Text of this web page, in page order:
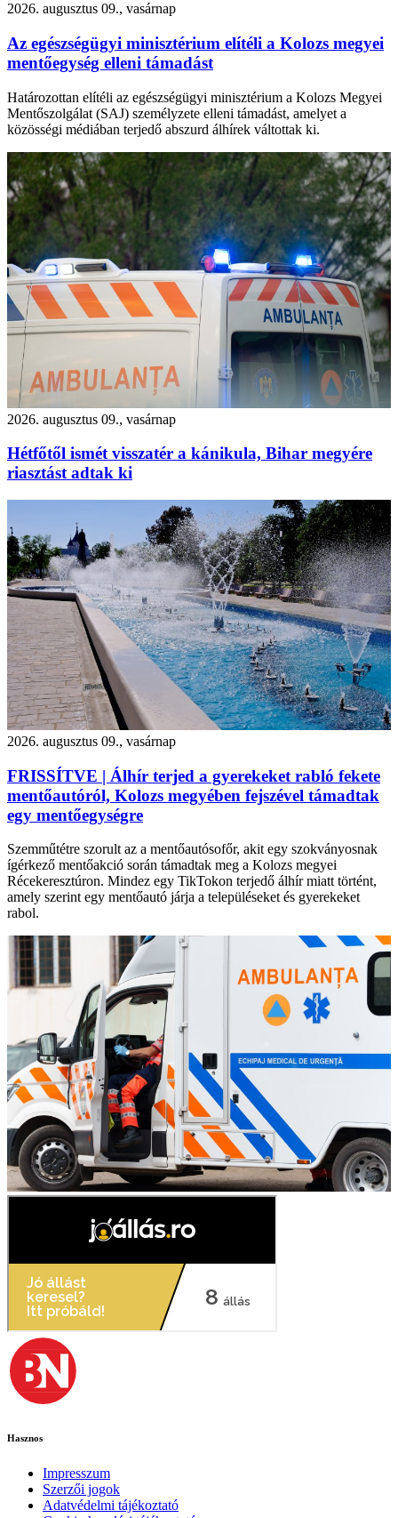
2026. augusztus 09., vasárnap
Az egészségügyi minisztérium elítéli a Kolozs megyei
mentőegység elleni támadást
Határozottan elítéli az egészségügyi minisztérium a Kolozs Megyei
Mentőszolgálat (SAJ) személyzete elleni támadást, amelyet a
közösségi médiában terjedő abszurd álhírek váltottak ki.
2026. augusztus 09., vasárnap
Hétfőtől ismét visszatér a kánikula, Bihar megyére
riasztást adtak ki
2026. augusztus 09., vasárnap
FRISSÍTVE | Álhír terjed a gyerekeket rabló fekete
mentőautóról, Kolozs megyében fejszével támadtak
egy mentőegységre
Szemműtétre szorult az a mentőautósofőr, akit egy szokványosnak
ígérkező mentőakció során támadtak meg a Kolozs megyei
Récekeresztúron. Mindez egy TikTokon terjedő álhír miatt történt,
amely szerint egy mentőautó járja a településeket és gyerekeket
rabol.
Hasznos
Impresszum
Szerzői jogok
Adatvédelmi tájékoztató